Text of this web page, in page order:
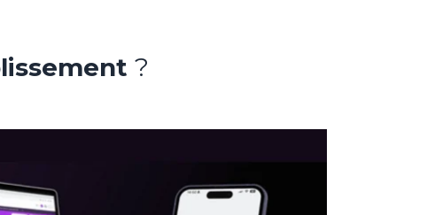
?